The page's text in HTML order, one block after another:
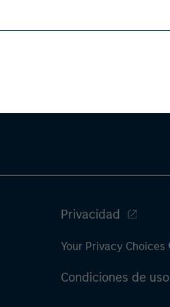
Privacidad
Your Privacy Choices
Condiciones de uso